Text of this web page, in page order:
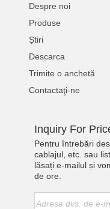
Despre noi
Produse
Știri
Descarca
Trimite o anchetă
Contactaţi-ne
Inquiry For
Pentru întrebări
cablajul, etc. sau
lăsați e-mailul și
de ore.